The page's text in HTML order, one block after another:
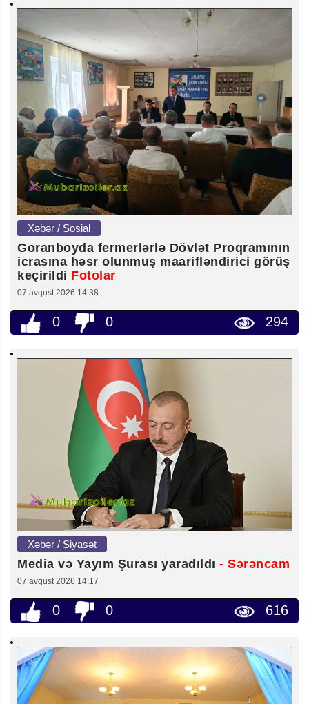
Xəbər / Sosial
Goranboyda fermerlərlə Dövlət Proqramının
icrasına həsr olunmuş maarifləndirici görüş
keçirildi Fotolar
07 avqust 2026 14:38
0 0 294
Xəbər / Siyasət
Media və Yayım Şurası yaradıldı - Sərəncam
07 avqust 2026 14:17
0 0 616